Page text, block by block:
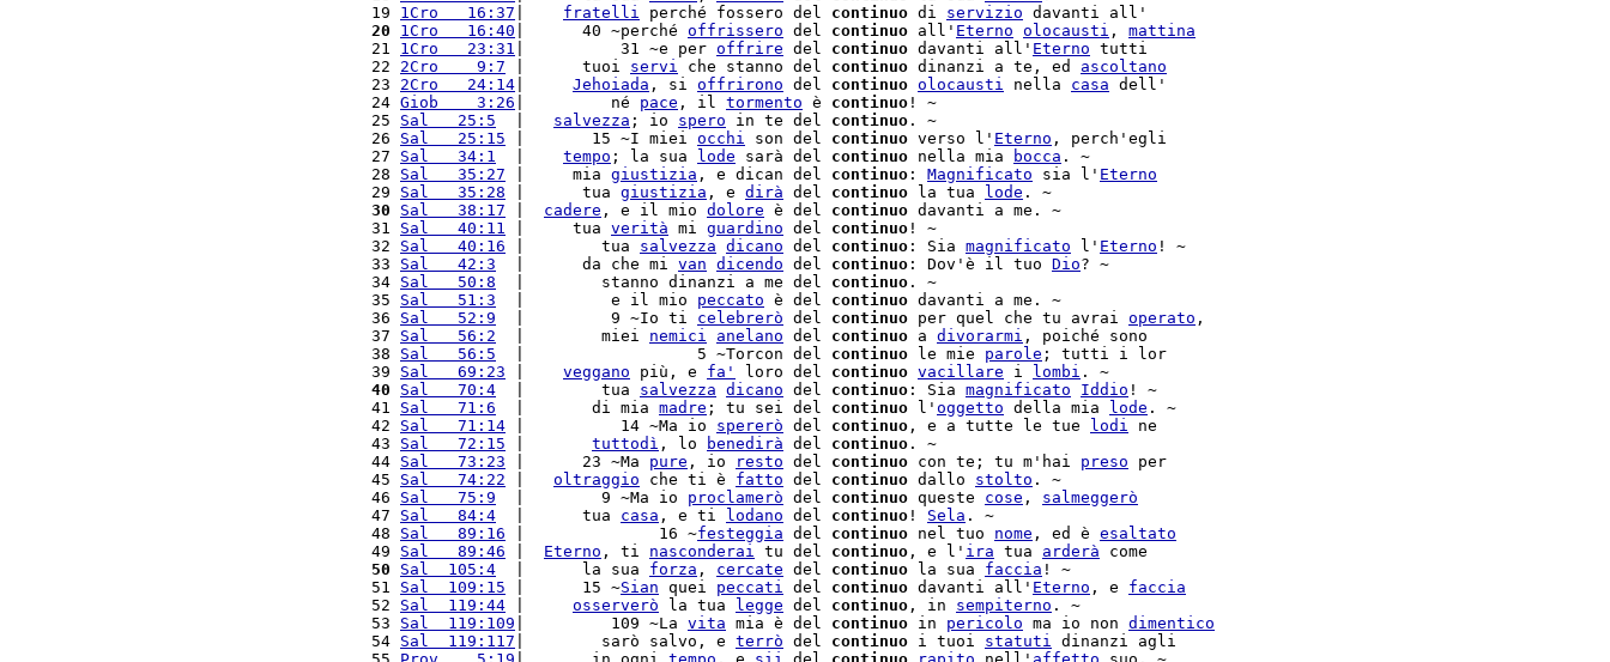
19 1Cro   16:37 fratelli perché fossero del continuo di servizio
20
1Cro   16:40 |      40 ~perché offrissero del continuo all' Eterno olocausti , mattina
21 1Cro   23:31 |          31 ~e per offrire del continuo davanti all' Eterno tutti
22 2Cro    9:7 |      tuoi servi che stanno del continuo dinanzi a te, ed ascoltano
23 2Cro   24:14 Jehoiada , si offrirono del continuo olocausti nella casa dell'
24 Giob    3:26 |         né pace , il tormento è continuo ! ~
25 Sal   25:5 salvezza ; io spero in te del continuo . ~
26 Sal   25:15 |       15 ~I miei occhi son del continuo verso l' Eterno , perch'egli
27 Sal   34:1 tempo ; la sua lode sarà del continuo nella mia bocca . ~
28 Sal   35:27 |     mia giustizia , e dican del continuo : Magnificato sia l' Eterno
29 Sal   35:28 |      tua giustizia , e dirà del continuo la tua lode
30
Sal   38:17 cadere , e il mio dolore è del continuo davanti a me. ~
31 Sal   40:11 |     tua verità mi guardino del continuo ! ~
32 Sal   40:16 |        tua salvezza dicano del continuo : Sia magnificato l' Eterno ! ~
33 Sal   42:3
  |      da che mi
van dicendo del continuo : Dov'è il tuo Dio? ~
34 Sal   50:8
  |        stanno dinanzi a me del
continuo . ~
35 Sal   51:3
  |         e il mio
peccato è del continuo davanti a me. ~
36 Sal   52:9
  |         9 ~Io ti
celebrerò del continuo per quel che tu avrai operato ,
37 Sal   56:2
  |        miei
nemici anelano del continuo a divorarmi , poiché sono
38 Sal   56:5
  |                  5 ~Torcon del
continuo le mie parole ; tutti i lor
39 Sal   69:23 veggano più, e fa' loro del continuo vacillare i lombi
40
Sal   70:4
  |        tua
salvezza dicano del continuo : Sia magnificato Iddio ! ~
41 Sal   71:6
  |       di mia
madre ; tu sei del continuo l' oggetto della mia lode . ~
42 Sal   71:14 |          14 ~Ma io spererò del continuo , e a tutte le tue lodi ne
43 Sal   72:15 tuttodì , lo benedirà del continuo . ~
44 Sal   73:23 |      23 ~Ma pure , io resto del continuo con te; tu m'hai preso per
45 Sal   74:22 oltraggio che ti è fatto del continuo dallo stolto . ~
46 Sal   75:9
  |        9 ~Ma io
proclamerò del continuo queste cose , salmeggerò
47 Sal   84:4
  |      tua
casa , e ti lodano del continuo ! Sela . ~
48 Sal   89:16 |              16 ~festeggia del continuo nel tuo nome , ed è esaltato
49 Sal   89:46 Eterno , ti nasconderai tu del continuo , e l' ira tua arderà
50
Sal  105:4
  |      la sua
forza , cercate del continuo la sua faccia ! ~
51 Sal  109:15 |      15 ~Sian quei peccati del continuo davanti all' Eterno , e faccia
52 Sal  119:44 osserverò la tua legge del continuo , in sempiterno . ~
53 Sal  119:109 |         109 ~La vita mia è del continuo in pericolo ma io non dimentico
54 Sal  119:117 |        sarò salvo, e terrò del continuo i tuoi statuti dinanzi agli